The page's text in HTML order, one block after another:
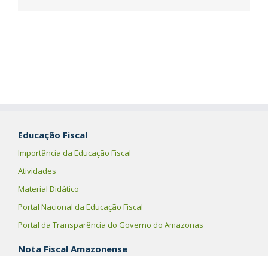
Educação Fiscal
Importância da Educação Fiscal
Atividades
Material Didático
Portal Nacional da Educação Fiscal
Portal da Transparência do Governo do Amazonas
Nota Fiscal Amazonense